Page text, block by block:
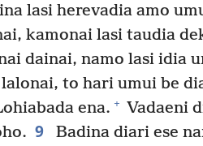
lasi herevadia amo
kamonai lasi taudia
dainai, namo lasi idia
to hari umui be
ena. + Vadaeni
9
Badina diari ese